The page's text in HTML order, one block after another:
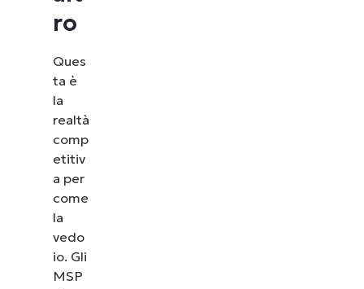
ro
Ques
ta è
la
realtà
comp
etitiv
a per
come
la
vedo
io. Gli
MSP